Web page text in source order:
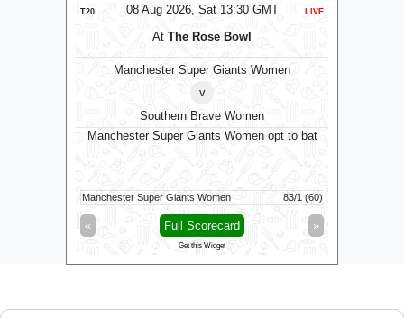
08 Aug 2026, Sat 13:30 GMT
T20 LIVE
At The Rose Bowl
Manchester Super Giants Women
v
Southern Brave Women
Manchester Super Giants Women opt to bat
Manchester Super Giants Women 83/1 (60)
« »
Full Scorecard
Get this Widget